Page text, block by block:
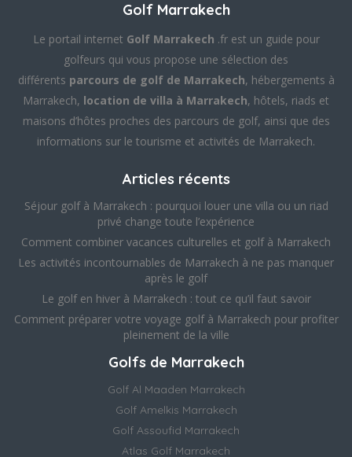
Golf Marrakech
Le portail internet Golf Marrakech .fr est un guide pour
golfeurs qui vous propose une sélection des
différents parcours de golf de Marrakech, hébergements à
Marrakech, location de villa à Marrakech, hôtels, riads et
maisons d’hôtes proches des parcours de golf, ainsi que des
informations sur le tourisme et activités de Marrakech.
Articles récents
Séjour golf à Marrakech : pourquoi louer une villa ou un riad
privé change toute l’expérience
Comment combiner vacances culturelles et golf à Marrakech
Les activités incontournables de Marrakech à ne pas manquer
après le golf
Le golf en hiver à Marrakech : tout ce qu’il faut savoir
Comment préparer votre voyage golf à Marrakech pour profiter
pleinement de la ville
Golfs de Marrakech
Golf Al Maaden Marrakech
Golf Amelkis Marrakech
Golf Assoufid Marrakech
Atlas Golf Marrakech